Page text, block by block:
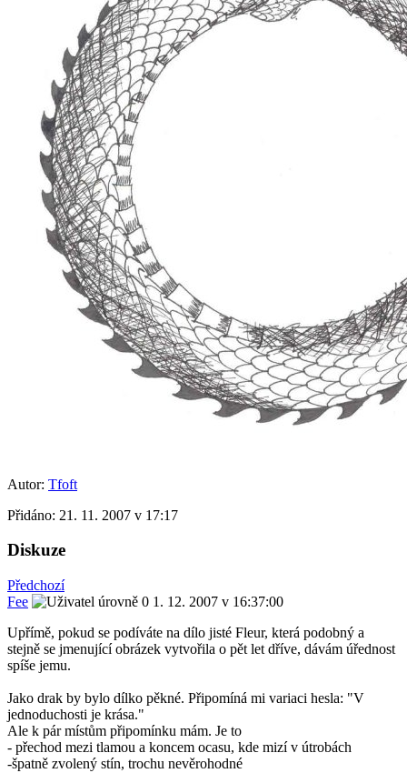
Autor: Tfoft
Přidáno: 21. 11. 2007 v 17:17
Diskuze
Předchozí
Fee
1. 12. 2007 v 16:37:00
Upřímě, pokud se podíváte na dílo jisté Fleur, která podobný a
stejně se jmenující obrázek vytvořila o pět let dříve, dávám úřednost
spíše jemu.
Jako drak by bylo dílko pěkné. Připomíná mi variaci hesla: "V
jednoduchosti je krása."
Ale k pár místům připomínku mám. Je to
- přechod mezi tlamou a koncem ocasu, kde mizí v útrobách
-špatně zvolený stín, trochu nevěrohodné